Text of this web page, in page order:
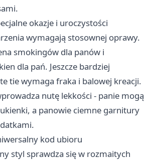
okazje i uroczystości
wymagają stosownej oprawy.
smokingów dla panów i
dla pań. Jeszcze bardziej
tie wymaga fraka i balowej kreacji.
nutę lekkości - panie mogą
a panowie ciemne garnitury
kod ubioru
styl sprawdza się w rozmaitych